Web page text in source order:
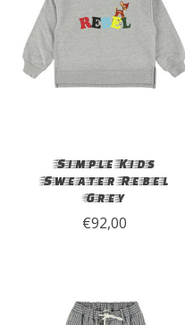
Simple Kids
Sweater Rebel
Grey
€92,00